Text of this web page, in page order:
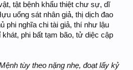
tật bệnh khẩu thiệt chư sự, dĩ
uổng sát nhân giả, thị dịch đao
phi nghĩa chi tài giả, thí như lậu
phi bất tạm bão, tử diệc cập
tùy theo nặng nhẹ, đoạt lấy kỷ